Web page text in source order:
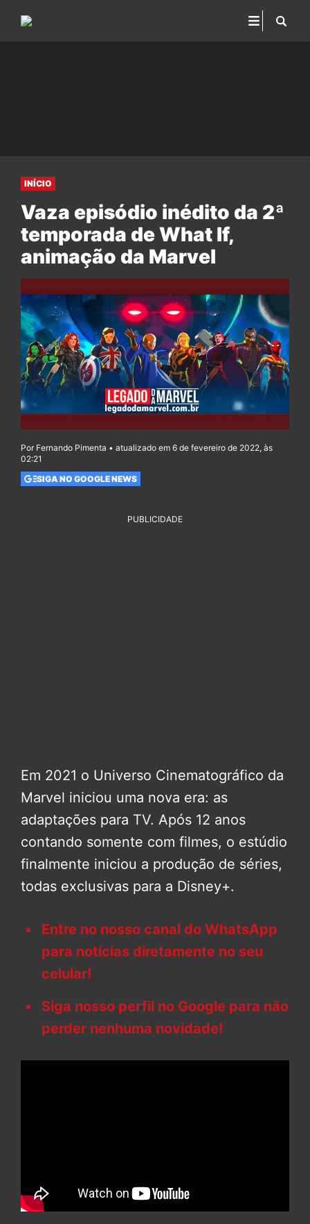
INÍCIO
Vaza episódio inédito da 2ª
temporada de What If,
animação da Marvel
Por Fernando Pimenta • atualizado em 6 de fevereiro de 2022, às
02:21
SIGA NO GOOGLE NEWS
PUBLICIDADE
Em 2021 o Universo Cinematográfico da
Marvel iniciou uma nova era: as
adaptações para TV. Após 12 anos
contando somente com filmes, o estúdio
finalmente iniciou a produção de séries,
todas exclusivas para a Disney+.
Entre no nosso canal do WhatsApp
para notícias diretamente no seu
celular!
Siga nosso perfil no Google para não
perder nenhuma novidade!